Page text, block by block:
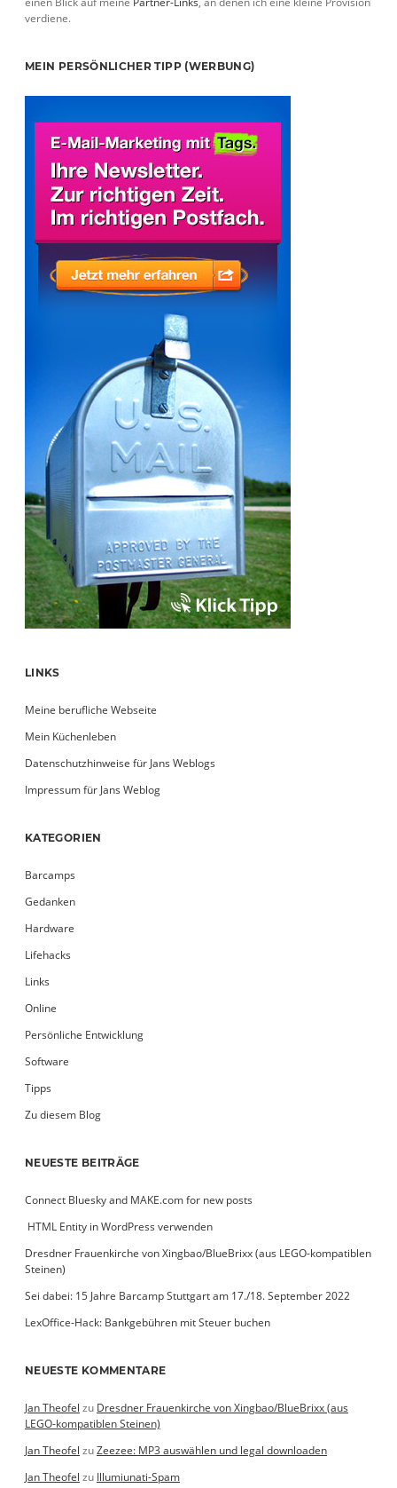
verdiene.
MEIN PERSÖNLICHER TIPP (WERBUNG)
LINKS
Meine berufliche Webseite
Mein Küchenleben
Datenschutzhinweise für Jans Weblogs
Impressum für Jans Weblog
KATEGORIEN
Barcamps
Gedanken
Hardware
Lifehacks
Links
Online
Persönliche Entwicklung
Software
Tipps
Zu diesem Blog
NEUESTE BEITRÄGE
Connect Bluesky and MAKE.com for new posts
­ HTML Entity in WordPress verwenden
Dresdner Frauenkirche von Xingbao/BlueBrixx (aus LEGO-kompatiblen
Steinen)
Sei dabei: 15 Jahre Barcamp Stuttgart am 17./18. September 2022
LexOffice-Hack: Bankgebühren mit Steuer buchen
NEUESTE KOMMENTARE
Jan Theofel zu Dresdner Frauenkirche von Xingbao/BlueBrixx (aus
LEGO-kompatiblen Steinen)
Jan Theofel zuZeezee: MP3 auswählen und legal downloaden
Jan Theofel zu Illumiunati-Spam